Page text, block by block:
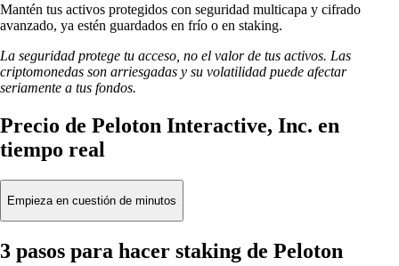
Mantén tus activos protegidos con seguridad multicapa y cifrado
avanzado, ya estén guardados en frío o en staking.
La seguridad protege tu acceso, no el valor de tus activos. Las
criptomonedas son arriesgadas y su volatilidad puede afectar
seriamente a tus fondos.
Precio de Peloton Interactive, Inc. en
tiempo real
Empieza en cuestión de minutos
3 pasos para hacer staking de Peloton